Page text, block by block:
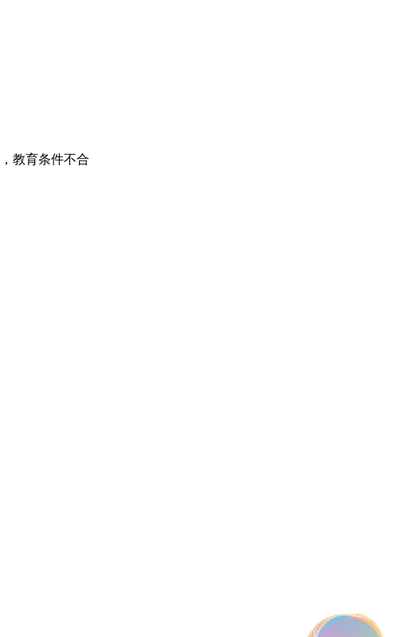
教育条件不合